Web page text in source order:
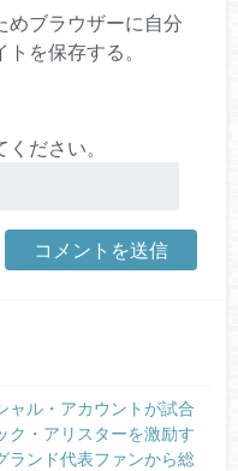
めブラウザーに自分
を保存する。
ださい。
ャル・アカウントが試合
ク・アリスターを激励す
ランド代表ファンから総